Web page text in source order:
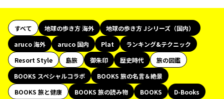
すべて 地球の歩き方 海外
地球の歩き方 Jシリーズ（国内）
aruco 海外
aruco 国内 Plat
ランキング&テクニック
Resort Style
島旅 御朱印 歴史時代
旅の図鑑
BOOKS スペシャルコラボ
BOOKS 旅の名言＆絶景
BOOKS 旅と健康
BOOKS 旅の読み物 BOOKS
D-Books